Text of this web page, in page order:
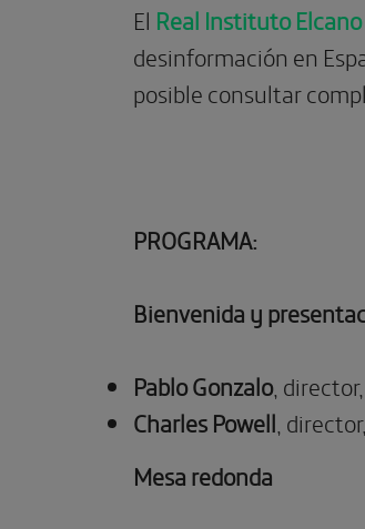
El Real Instituto Elcano
desinformación en
posible consultar
PROGRAMA:
Bienvenida y
Pablo Gonzalo,
Charles Powell ,
Mesa redonda